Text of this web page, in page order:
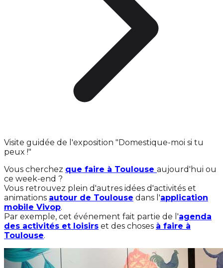
Visite guidée de l'exposition "Domestique-moi si tu
peux !"
Vous cherchez que faire à Toulouse aujourd'hui ou
ce week-end ?
Vous retrouvez plein d'autres idées d'activités et
animations autour de Toulouse dans l'application
mobile Vivop.
Par exemple, cet événement fait partie de l'agenda
des activités et loisirs et des choses à faire à
Toulouse.